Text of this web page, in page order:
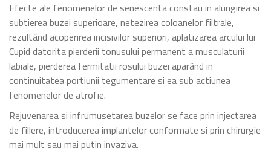
Efecte ale fenomenelor de senescenta constau in alungirea si
subtierea buzei superioare, netezirea coloanelor filtrale,
rezultând acoperirea incisivilor superiori, aplatizarea arcului lui
Cupid datorita pierderii tonusului permanent a musculaturii
labiale, pierderea fermitatii rosului buzei aparând in
continuitatea portiunii tegumentare si ea sub actiunea
fenomenelor de atrofie.
Rejuvenarea si infrumusetarea buzelor se face prin injectarea
de fillere, introducerea implantelor conformate si prin chirurgie
mai mult sau mai putin invaziva.